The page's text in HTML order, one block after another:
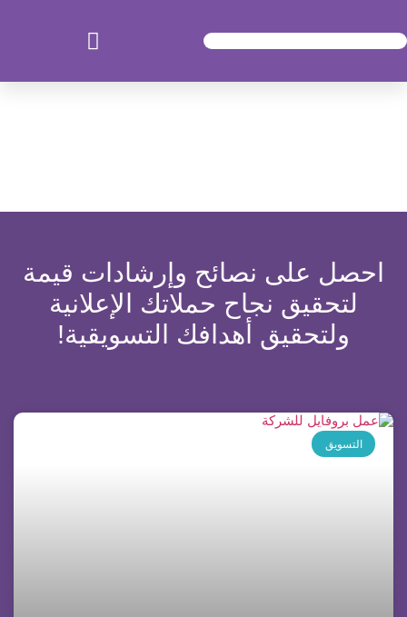
احصل على نصائح وإرشادات قيمة
لتحقيق نجاح حملاتك الإعلانية
ولتحقيق أهدافك التسويقية!
التسويق